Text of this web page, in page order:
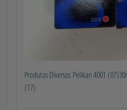
Produtos Diversos Pelikan 4001
(17)